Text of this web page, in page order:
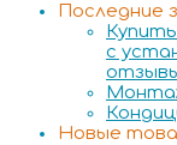
Последние
с
Новые